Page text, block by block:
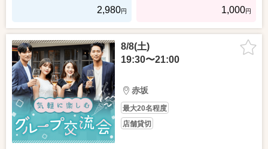
2,980円 1,000円
8/8(土)
19:30〜21:00
赤坂
最大20名程度
店舗貸切